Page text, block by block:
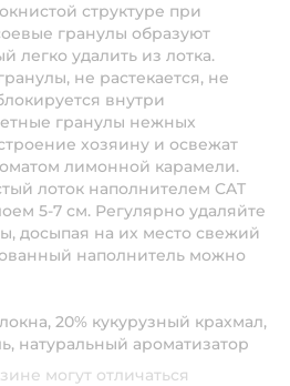
структуре при
гранулы образуют
легко удалить из лотка.
не растекается, не
внутри
гранулы нежных
хозяину и освежат
лимонной карамели.
лоток наполнителем CAT
5-7 см. Регулярно удаляйте
досыпая на их место свежий
наполнитель можно
20% кукурузный крахмал,
натуральный ароматизатор
могут отличаться